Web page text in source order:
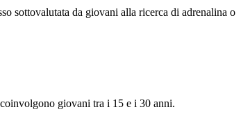
sottovalutata da giovani alla ricerca di adrenalina o
giovani tra i 15 e i 30 anni.